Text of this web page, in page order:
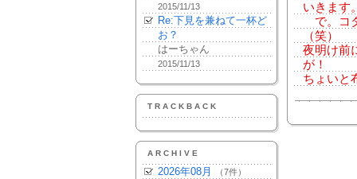
2015/11/13
Re:下見を兼ねて一杯ど
お？
はーちゃん
2015/11/13
TRACKBACK
ARCHIVE
2026年08月 （7件）
いきます
で。コ
（笑）
夜明け前
が！
ちょいと